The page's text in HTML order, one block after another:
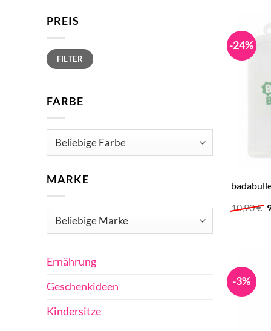
PREIS
Min.
Preis
Max.
PreisFILTER
FARBE
MARKE
Ernährung
Geschenkideen
Kindersitze
-24%
10,90€
-3%